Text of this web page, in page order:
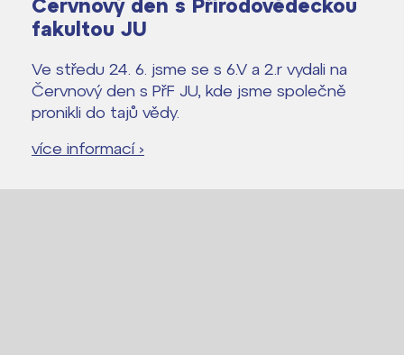
Červnový den s Přírodovědeckou
fakultou JU
Ve středu 24. 6. jsme se s 6.V a 2.r vydali na
Červnový den s PřF JU, kde jsme společně
pronikli do tajů vědy.
více informací ›